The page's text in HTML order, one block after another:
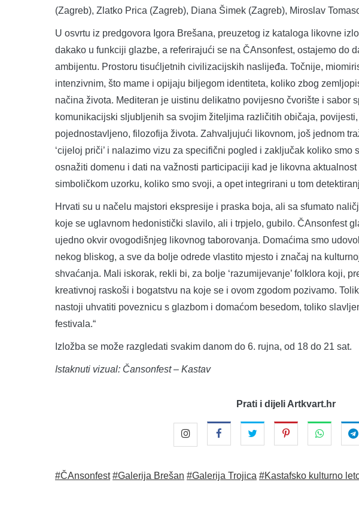
(Zagreb), Zlatko Prica (Zagreb), Diana Šimek (Zagreb), Miroslav
U osvrtu iz predgovora Igora Brešana, preuzetog iz kataloga likovne
dakako u funkciji glazbe, a referirajući se na ČAnsonfest, ostajemo do
ambijentu. Prostoru tisućljetnih civilizacijskih naslijeđa. Točnije,
intenzivnim, što mame i opijaju biljegom identiteta, koliko zbog
načina života. Mediteran je uistinu delikatno povijesno čvorište i sabor
komunikacijski sljubljenih sa svojim žiteljima različitih običaja,
pojednostavljeno, filozofija života. Zahvaljujući likovnom, još jednom
‘cijeloj priči’ i nalazimo vizu za specifični pogled i zaključak koliko
osnažiti domenu i dati na važnosti participaciji kad je likovna
simboličkom uzorku, koliko smo svoji, a opet integrirani u tom
Hrvati su u načelu majstori ekspresije i praska boja, ali sa sfumato
koje se uglavnom hedonistički slavilo, ali i trpjelo, gubilo. ČAnsonfest
ujedno okvir ovogodišnjeg likovnog taborovanja. Domaćima smo
nekog bliskog, a sve da bolje odrede vlastito mjesto i značaj na
shvaćanja. Mali iskorak, rekli bi, za bolje ‘razumijevanje’ folklora koji,
kreativnoj raskoši i bogatstvu na koje se i ovom zgodom pozivamo.
nastoji uhvatiti poveznicu s glazbom i domaćom besedom, toliko
festivala.“
Izložba se može razgledati svakim danom do 6. rujna, od 18 do 21 sat.
Istaknuti vizual: Čansonfest – Kastav
Prati i dijeli Artkvart.hr
#ČAnsonfest #Galerija Brešan #Galerija Trojica #Kastafsko kulturno